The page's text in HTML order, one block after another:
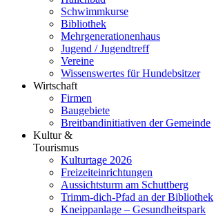
Schwimmkurse
Bibliothek
Mehrgenerationenhaus
Jugend / Jugendtreff
Vereine
Wissenswertes für Hundebsitzer
Wirtschaft
Firmen
Baugebiete
Breitbandinitiativen der Gemeinde
Kultur &
Tourismus
Kulturtage 2026
Freizeiteinrichtungen
Aussichtsturm am Schuttberg
Trimm-dich-Pfad an der Bibliothek
Kneippanlage – Gesundheitspark